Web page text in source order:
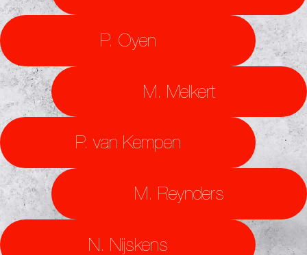
P. Oyen
M. Melkert
P. van Kempen
M. Reynders
N. Nijskens